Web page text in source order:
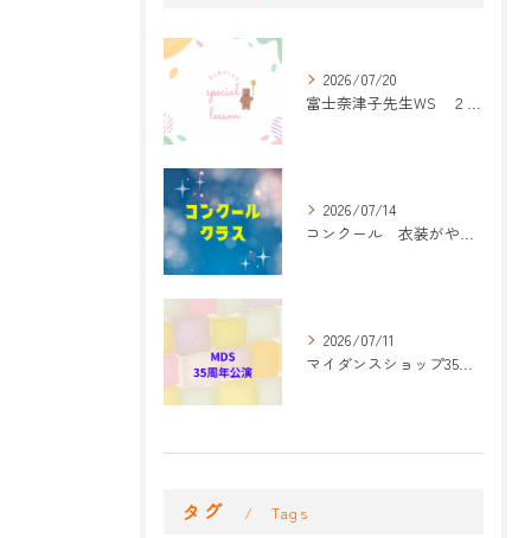
2026/07/20
富士奈津子先生WS ２回目
2026/07/14
コンクール 衣装がやって来た！
2026/07/11
マイダンスショップ35周年記念公演 振付開始
タグ Tags